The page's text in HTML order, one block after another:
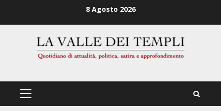
8 Agosto 2026
PRIMÄRES